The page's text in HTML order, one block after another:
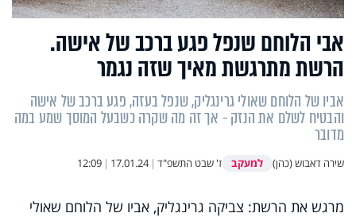
אבי הלוחם שנפל פגע ברכב של אישה.
הרשת מתרגשת מאיך שזה נגמר
אביו של הלוחם שאולי גרינגליק, שנפל בעזה, פגע ברכב של אישה
והבטיח לשלם את הנזק - אך זה מה שקרה כשבעל המוסך שמע במה
מדובר
שירה דאבוש (כהן) למעקב ז' שבט התשפ"ד |
17.01.24
|
12:09
מרגש את הרשת: צביקה גרינגליק, אביו של הלוחם שאולי